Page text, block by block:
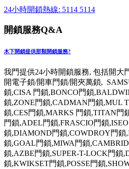
24小時開鎖熱線: 5114 5114
開鎖服務Q&A
木下開鎖提供那類開鎖服務?
我門提供24小時開鎖服務, 包括開大
開電子鎖/開車門鎖/開夾萬鎖,
鎖,CISA 門鎖,BONCO門鎖
鎖,ZONE門鎖,CADMAN門鎖,MUL
鎖,CES門鎖,MARKS 門鎖,TITAN門
門鎖,ADEL門鎖,FRASCIO門鎖
鎖,DIAMOND門鎖,COWDROY門鎖
鎖,GOAL門鎖,MIWA門鎖
鎖,AZBE門鎖,SUPER-T-LOCK門鎖
鎖,KWIKSET門鎖,POSSE門鎖